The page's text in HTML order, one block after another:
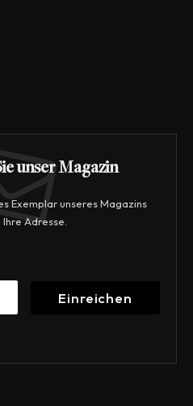
unser Magazin
Exemplar unseres Magazins
Adresse.
Einreichen